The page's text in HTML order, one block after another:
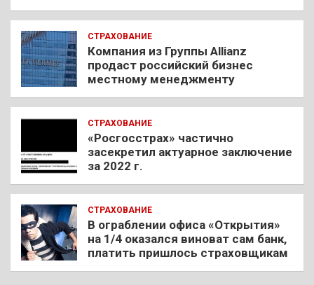
СТРАХОВАНИЕ
Компания из Группы Allianz
продаст российский бизнес
местному менеджменту
СТРАХОВАНИЕ
«Росгосстрах» частично
засекретил актуарное заключение
за 2022 г.
СТРАХОВАНИЕ
В ограблении офиса «Открытия»
на 1/4 оказался виноват сам банк,
платить пришлось страховщикам